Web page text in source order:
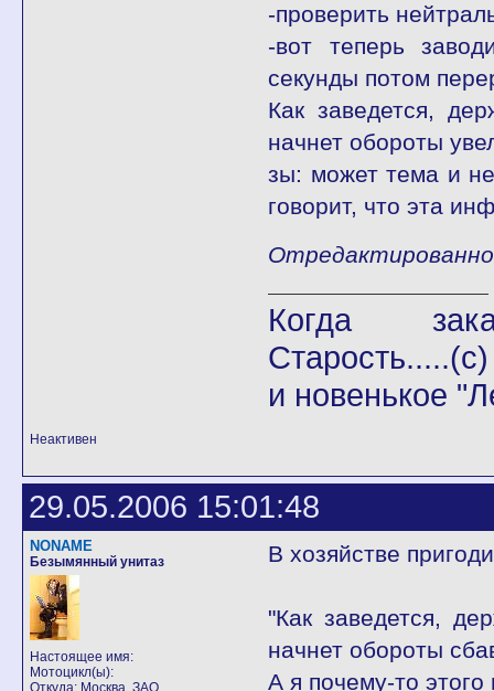
-проверить
-вот теперь
секунды потом
Как заведется,
начнет обороты
зы: может тема и
говорит, что эта
Когда
Старость.....(с)
и новенькое
Неактивен
29.05.2006 15:01:48
NONAME
Безымянный унитаз
Настоящее имя:
Мотоцикл(ы):
Откуда: Москва, ЗАО
В хозяйстве
"Как заведется,
начнет обороты
А я почему-то этого